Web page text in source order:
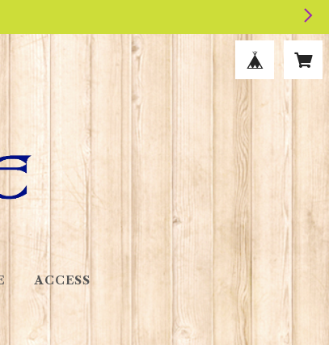
ACCESS